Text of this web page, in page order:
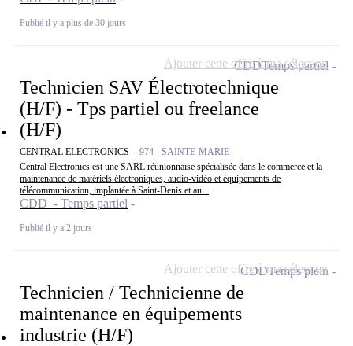
Publié il y a plus de 30 jours
Technicien SAV Électrotechnique
(H/F) - Tps partiel ou freelance
(H/F)
CENTRAL ELECTRONICS - 974 - SAINTE-MARIE
Central Electronics est une SARL réunionnaise spécialisée dans le commerce et la
maintenance de matériels électroniques, audio-vidéo et équipements de
télécommunication, implantée à Saint-Denis et au...
CDD - Temps partiel
Publié il y a 2 jours
CDDTemps partiel
Ajouter cette offre à ma sélection
Technicien / Technicienne de
maintenance en équipements
industrie (H/F)
CDDTemps plein
Ajouter cette offre à ma sélection